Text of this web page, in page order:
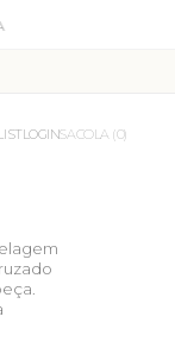
LOGINSACOLA (0)